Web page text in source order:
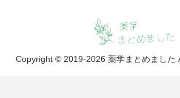
Copyright © 2019-2026 薬学まとめました